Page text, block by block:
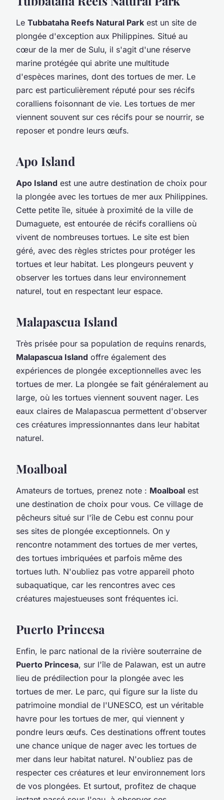
Le Tubbataha Reefs Natural Park est un site de
plongée d'exception aux Philippines. Situé au
cœur de la mer de Sulu, il s'agit d'une réserve
marine protégée qui abrite une multitude
d'espèces marines, dont des tortues de mer. Le
parc est particulièrement réputé pour ses récifs
coralliens foisonnant de vie. Les tortues de mer
viennent souvent sur ces récifs pour se nourrir, se
reposer et pondre leurs œufs.
Apo Island
Apo Island est une autre destination de choix pour
la plongée avec les tortues de mer aux Philippines.
Cette petite île, située à proximité de la ville de
Dumaguete, est entourée de récifs coralliens où
vivent de nombreuses tortues. Le site est bien
géré, avec des règles strictes pour protéger les
tortues et leur habitat. Les plongeurs peuvent y
observer les tortues dans leur environnement
naturel, tout en respectant leur espace.
Malapascua Island
Très prisée pour sa population de requins renards,
Malapascua Island offre également des
expériences de plongée exceptionnelles avec les
tortues de mer. La plongée se fait généralement au
large, où les tortues viennent souvent nager. Les
eaux claires de Malapascua permettent d'observer
ces créatures impressionnantes dans leur habitat
naturel.
Moalboal
Amateurs de tortues, prenez note : Moalboal est
une destination de choix pour vous. Ce village de
pêcheurs situé sur l'île de Cebu est connu pour
ses sites de plongée exceptionnels. On y
rencontre notamment des tortues de mer vertes,
des tortues imbriquées et parfois même des
tortues luth. N'oubliez pas votre appareil photo
subaquatique, car les rencontres avec ces
créatures majestueuses sont fréquentes ici.
Puerto Princesa
Enfin, le parc national de la rivière souterraine de
Puerto Princesa, sur l'île de Palawan, est un autre
lieu de prédilection pour la plongée avec les
tortues de mer. Le parc, qui figure sur la liste du
patrimoine mondial de l'UNESCO, est un véritable
havre pour les tortues de mer, qui viennent y
pondre leurs œufs. Ces destinations offrent toutes
une chance unique de nager avec les tortues de
mer dans leur habitat naturel. N'oubliez pas de
respecter ces créatures et leur environnement lors
de vos plongées. Et surtout, profitez de chaque